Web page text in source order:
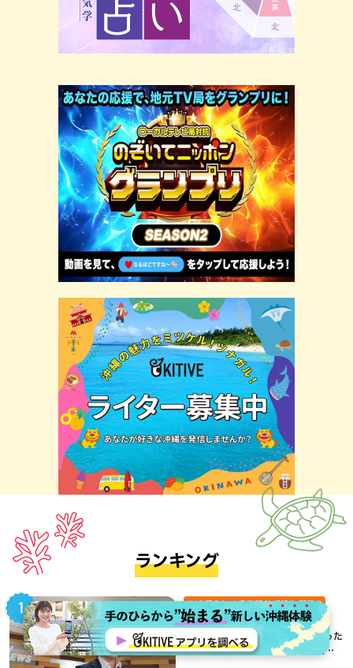
ランキング
地域,暮らし,本島南部,沖縄移住,那覇市
アナウンサーが語る”沖縄移
住”Vol.01：偶然のご縁から始まった
移住生活が、私にとって120点満点